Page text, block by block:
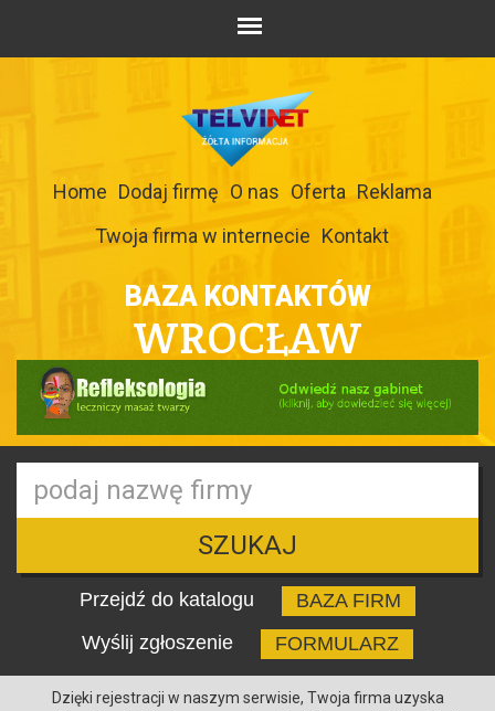
Home Dodaj firmę O nas Oferta Reklama
Twoja firma w internecie Kontakt
BAZA KONTAKTÓW
WROCŁAW
SZUKAJ
Przejdź do katalogu
BAZA FIRM
Wyślij zgłoszenie
FORMULARZ
Dzięki rejestracji w naszym serwisie, Twoja firma uzyska